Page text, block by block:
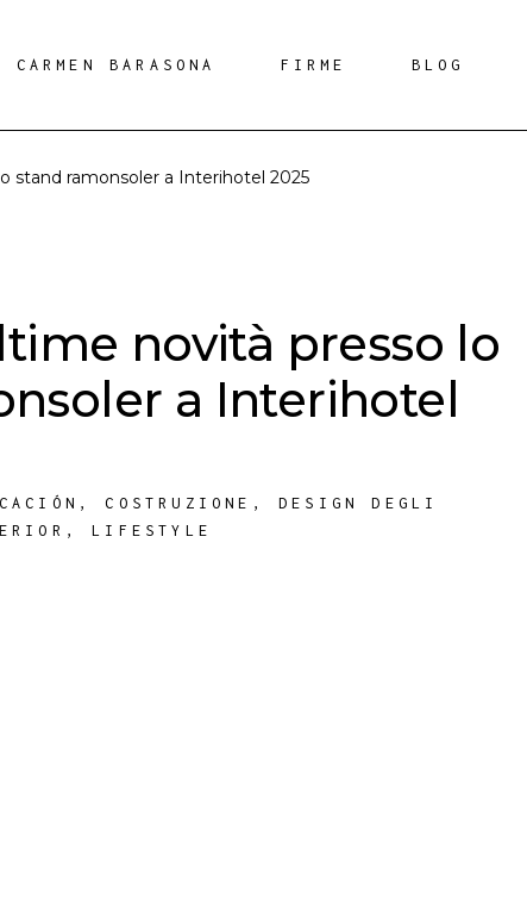
CARMEN BARASONA FIRME BLOG
stand ramonsoler a Interihotel 2025
novità presso lo
a Interihotel
,COSTRUZIONE ,DESIGN DEGLI
,LIFESTYLE